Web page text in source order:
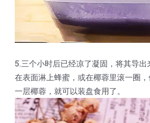
5.三个小时后已经凉了凝固，将其导出
在表面淋上蜂蜜，或在椰蓉里滚一圈
一层椰蓉，就可以装盘食用了。